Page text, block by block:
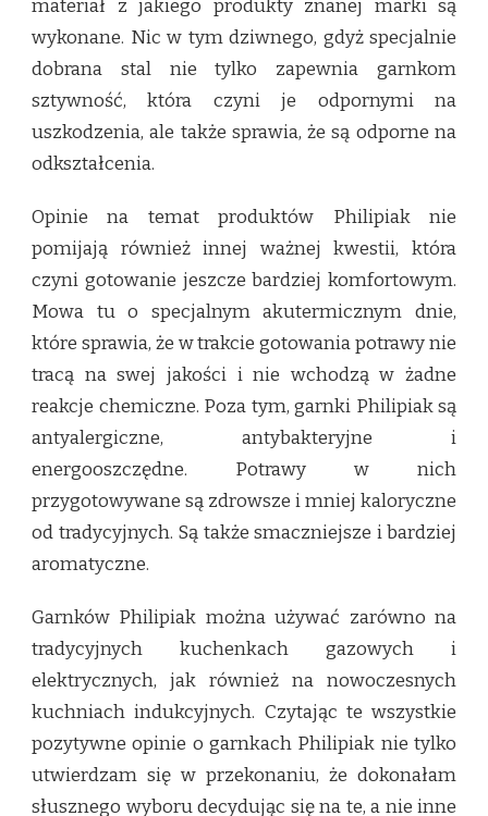
materiał z jakiego produkty znanej marki są
wykonane. Nic w tym dziwnego, gdyż specjalnie
dobrana stal nie tylko zapewnia garnkom
sztywność, która czyni je odpornymi na
uszkodzenia, ale także sprawia, że są odporne na
odkształcenia.
Opinie na temat produktów Philipiak nie
pomijają również innej ważnej kwestii, która
czyni gotowanie jeszcze bardziej komfortowym.
Mowa tu o specjalnym akutermicznym dnie,
które sprawia, że w trakcie gotowania potrawy nie
tracą na swej jakości i nie wchodzą w żadne
reakcje chemiczne. Poza tym, garnki Philipiak są
antyalergiczne, antybakteryjne i
energooszczędne. Potrawy w nich
przygotowywane są zdrowsze i mniej kaloryczne
od tradycyjnych. Są także smaczniejsze i bardziej
aromatyczne.
Garnków Philipiak można używać zarówno na
tradycyjnych kuchenkach gazowych i
elektrycznych, jak również na nowoczesnych
kuchniach indukcyjnych. Czytając te wszystkie
pozytywne opinie o garnkach Philipiak nie tylko
utwierdzam się w przekonaniu, że dokonałam
słusznego wyboru decydując się na te, a nie inne